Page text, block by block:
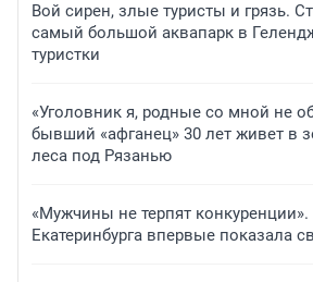
Вой сирен, злые туристы и грязь.
самый большой аквапарк в
туристки
«Уголовник я, родные со мной не
бывший «афганец» 30 лет живет в
леса под Рязанью
«Мужчины не терпят
Екатеринбурга впервые показала